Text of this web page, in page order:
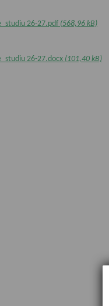
26-27.pdf (568,96 kB)
26-27.docx (101,40 kB)